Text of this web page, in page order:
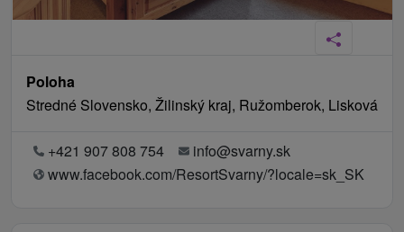
Poloha
Stredné Slovensko, Žilinský kraj, Ružomberok, Lisková
+421 907 808 754
info@svarny.sk
www.facebook.com/ResortSvarny/?locale=sk_SK